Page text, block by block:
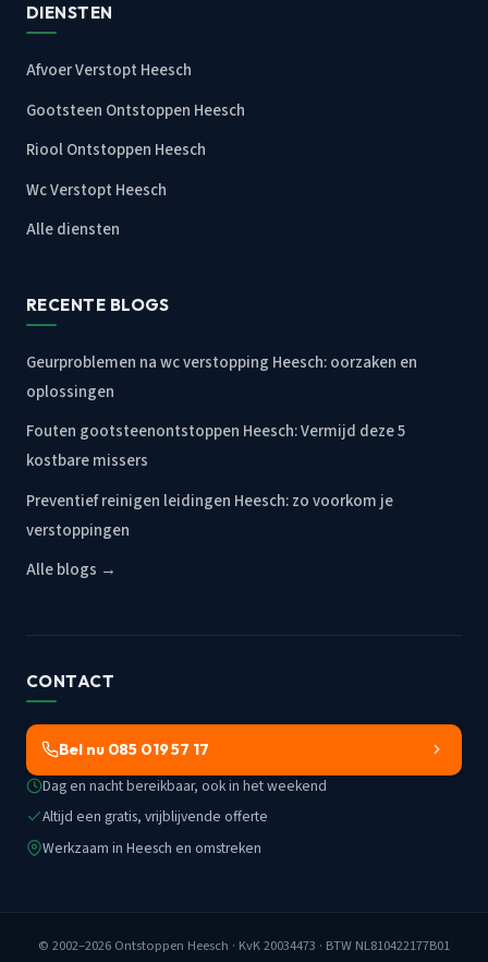
DIENSTEN
Afvoer Verstopt Heesch
Gootsteen Ontstoppen Heesch
Riool Ontstoppen Heesch
Wc Verstopt Heesch
Alle diensten
RECENTE BLOGS
Geurproblemen na wc verstopping Heesch: oorzaken en
oplossingen
Fouten gootsteenontstoppen Heesch: Vermijd deze 5
kostbare missers
Preventief reinigen leidingen Heesch: zo voorkom je
verstoppingen
Alle blogs →
CONTACT
Bel nu 085 019 57 17
Dag en nacht bereikbaar, ook in het weekend
Altijd een gratis, vrijblijvende offerte
Werkzaam in Heesch en omstreken
© 2002–2026 Ontstoppen Heesch · KvK 20034473 · BTW NL810422177B01